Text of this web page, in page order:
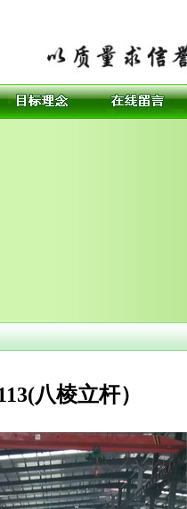
八棱立杆）